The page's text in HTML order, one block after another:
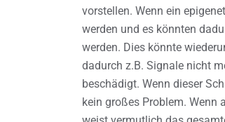
vorstellen. Wenn ein
werden und es könnten
werden. Dies könnte
dadurch z.B. Signale nicht
beschädigt. Wenn dieser
kein großes Problem. Wenn